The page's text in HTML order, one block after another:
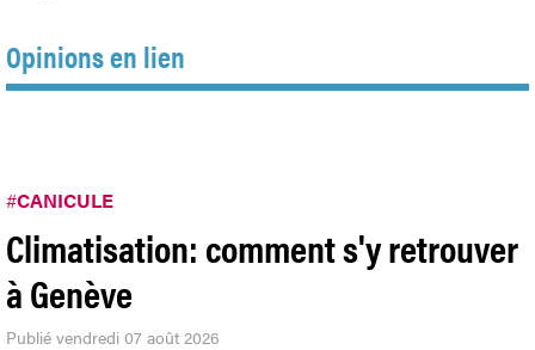
Opinions en lien
#CANICULE
Climatisation: comment s'y retrouver
à Genève
Publié vendredi 07 août 2026